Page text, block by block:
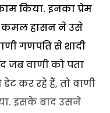
किया. इनका प्रेम
कमल हासन ने उसे
गणपति से शादी
जब वाणी को पता
कर रहे हैं, तो वाणी
इसके बाद उसने